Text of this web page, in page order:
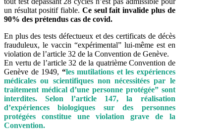
un résultat positif fiable. Ce seul fait invalide plus de
90% des prétendus cas de covid.
En plus des tests défectueux et des certificats de décès
frauduleux, le vaccin “expérimental” lui-même est en
violation de l’article 32 de la Convention de Genève.
En vertu de l’article 32 de la quatrième Convention de
Genève de 1949, “les mutilations et les expériences
médicales ou scientifiques non nécessitées par le
traitement médical d’une personne protégée” sont
interdites. Selon l’article 147, la réalisation
d’expériences biologiques sur des personnes
protégées constitue une violation grave de la
Convention.